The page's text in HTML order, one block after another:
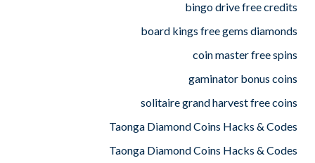
bingo drive free credits
board kings free gems diamonds
coin master free spins
gaminator bonus coins
solitaire grand harvest free coins
Taonga Diamond Coins Hacks & Codes
Taonga Diamond Coins Hacks & Codes